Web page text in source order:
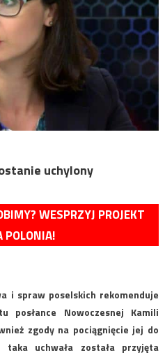
uchylony
WESPRZYJ PROJEKT
POLONIA!
i spraw poselskich rekomenduje
posłance Nowoczesnej Kamili
zgody na pociągnięcie jej do
uchwała została przyjęta